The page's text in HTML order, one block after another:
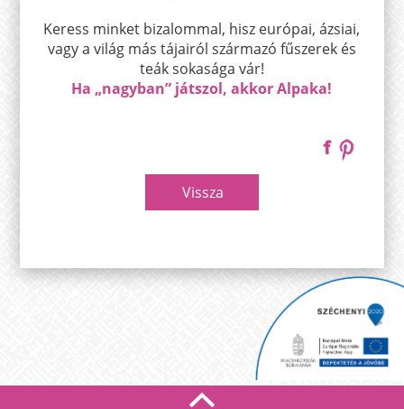
Keress minket bizalommal, hisz európai, ázsiai,
vagy a világ más tájairól származó fűszerek és
teák sokasága vár!
Ha „nagyban” játszol, akkor Alpaka!
Vissza